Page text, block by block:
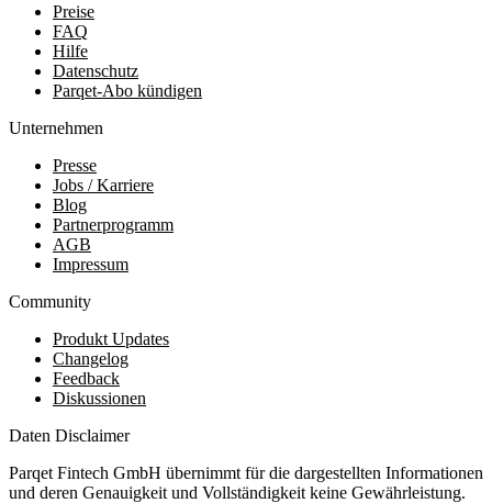
Preise
FAQ
Hilfe
Datenschutz
Parqet-Abo kündigen
Unternehmen
Presse
Jobs / Karriere
Blog
Partnerprogramm
AGB
Impressum
Community
Produkt Updates
Changelog
Feedback
Diskussionen
Daten Disclaimer
Parqet Fintech GmbH übernimmt für die dargestellten Informationen
und deren Genauigkeit und Vollständigkeit keine Gewährleistung.